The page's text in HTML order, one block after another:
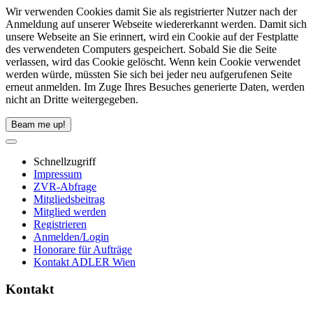
Wir verwenden Cookies damit Sie als registrierter Nutzer nach der
Anmeldung auf unserer Webseite wiedererkannt werden. Damit sich
unsere Webseite an Sie erinnert, wird ein Cookie auf der Festplatte
des verwendeten Computers gespeichert. Sobald Sie die Seite
verlassen, wird das Cookie gelöscht. Wenn kein Cookie verwendet
werden würde, müssten Sie sich bei jeder neu aufgerufenen Seite
erneut anmelden. Im Zuge Ihres Besuches generierte Daten, werden
nicht an Dritte weitergegeben.
Beam me up!
Schnellzugriff
Impressum
ZVR-Abfrage
Mitgliedsbeitrag
Mitglied werden
Registrieren
Anmelden/Login
Honorare für Aufträge
Kontakt ADLER Wien
Kontakt